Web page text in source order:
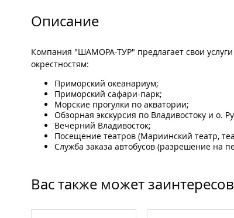
Описание
Компания "ШАМОРА-ТУР" предлагает свои услуги
окрестностям:
Приморский океанариум;
Приморский сафари-парк;
Морские прогулки по акватории;
Обзорная экскурсия по Владивостоку и о.
Вечерний Владивосток;
Посещение театров (Мариинский театр,
Служба заказа автобусов (разрешение на
Вас также может